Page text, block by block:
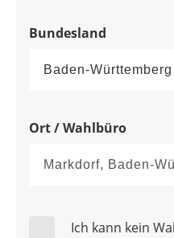
Bundesland
Ort / Wahlbüro
Ich kann kein